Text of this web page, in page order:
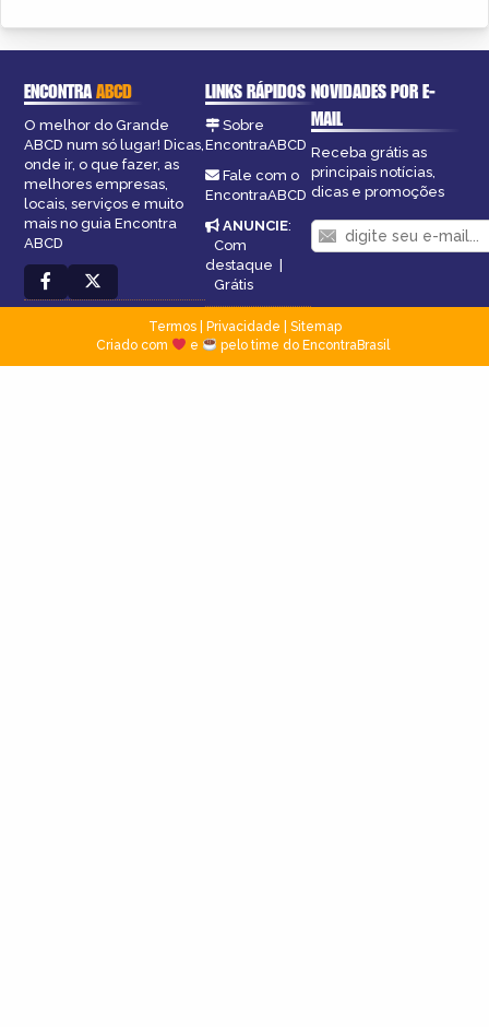
ENCONTRAABCD
O melhor do Grande
ABCD num só lugar! Dicas,
onde ir, o que fazer, as
melhores empresas,
locais, serviços e muito
mais no guia Encontra
ABCD
LINKS RÁPIDOS
Sobre
EncontraABCD
Fale com o
EncontraABCD
ANUNCIE:
Com
destaque |
Grátis
NOVIDADES POR E-
MAIL
Receba grátis as
principais notícias,
dicas e promoções
Termos| Privacidade
Sitemap
Criado com
e pelo time do EncontraBrasil